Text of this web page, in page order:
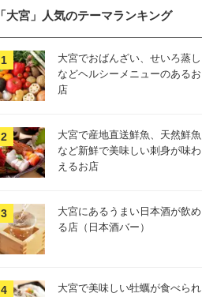
「大宮」人気のテーマランキング
大宮でおばんざい、せいろ蒸し
などヘルシーメニューのあるお
店
大宮で産地直送鮮魚、天然鮮魚
など新鮮で美味しい刺身が味わ
えるお店
大宮にあるうまい日本酒が飲め
る店（日本酒バー）
大宮で美味しい牡蠣が食べられ